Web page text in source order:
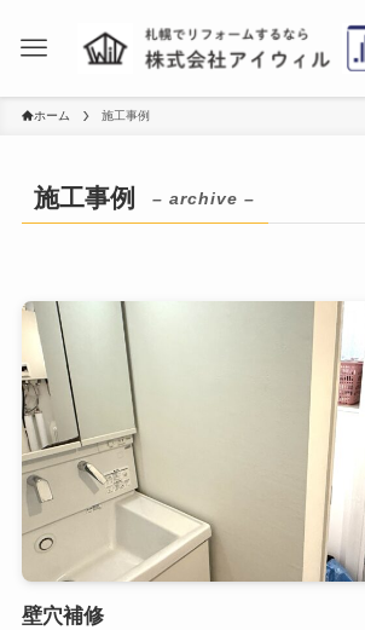
ホーム 施工事例
施工事例 – archive –
壁穴補修